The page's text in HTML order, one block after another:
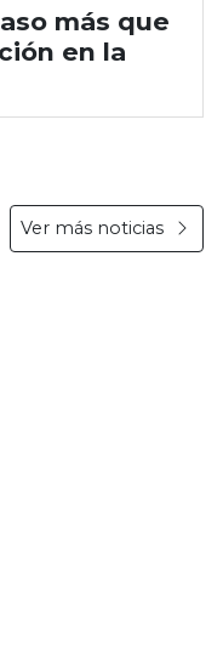
más que
en la
Ver más noticias